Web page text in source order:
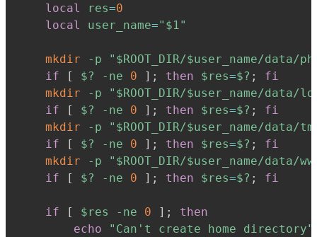
local
res=0
local
user_name=" $1 "
mkdir -p " $ROOT_DIR/$user_name/data/
if
[ $? -ne 0 ] ; then $res=$? ;
fi
mkdir
-p " $ROOT_DIR/$user_name/data/
if
[ $? -ne 0 ] ; then $res=$? ;
fi
mkdir
-p " $ROOT_DIR/$user_name/data/
if
[ $? -ne 0 ] ; then $res=$? ;
fi
mkdir
-p " $ROOT_DIR/$user_name/data/
if
[ $? -ne 0 ] ; then $res=$? ; fi
if [ $res -ne 0 ] ;
then
echo
"Can't create home directory"